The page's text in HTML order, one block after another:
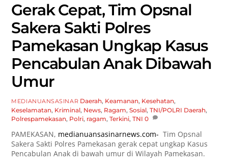
Gerak Cepat, Tim Opsnal
Sakera Sakti Polres
Pamekasan Ungkap Kasus
Pencabulan Anak Dibawah
Umur
MEDIANUANSASINAR Daerah, Keamanan, Kesehatan,
Keselamatan, Kriminal, News, Ragam,Sosial,TNI/POLRI Daerah,
Polrespamekasan, Polri, ragam,Terkini,TNI 0
PAMEKASAN, medianuansasinarnews.com- Tim Opsnal
Sakera Sakti Polres Pamekasan gerak cepat ungkap Kasus
Pencabulan Anak di bawah umur di Wilayah Pamekasan.